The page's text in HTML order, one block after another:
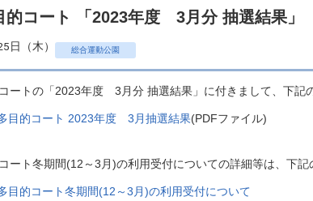
的コート 「2023年度 3月分 抽選結果」
日（木） 総合運動公園
ートの「2023年度 3月分 抽選結果」に付きまして、下記
目的コート 2023年度 3月抽選結果(PDFファイル)
ート冬期間(12～3月)の利用受付についての詳細等は、下記
目的コート冬期間(12～3月)の利用受付について